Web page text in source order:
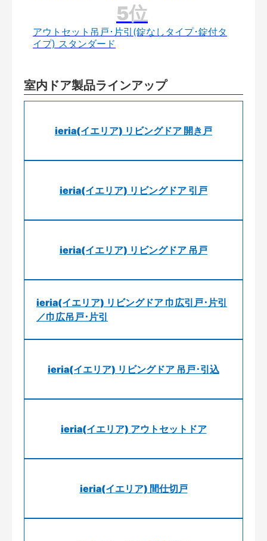
アウトセット吊戸･片引(錠なしタイプ･錠付タ
イプ) スタンダード
室内ドア製品ラインアップ
ieria(イエリア) リビングドア 開き戸
ieria(イエリア) リビングドア 引戸
ieria(イエリア) リビングドア 吊戸
ieria(イエリア) リビングドア 巾広引戸･片引
／巾広吊戸･片引
ieria(イエリア) リビングドア 吊戸･引込
ieria(イエリア) アウトセットドア
ieria(イエリア) 間仕切戸